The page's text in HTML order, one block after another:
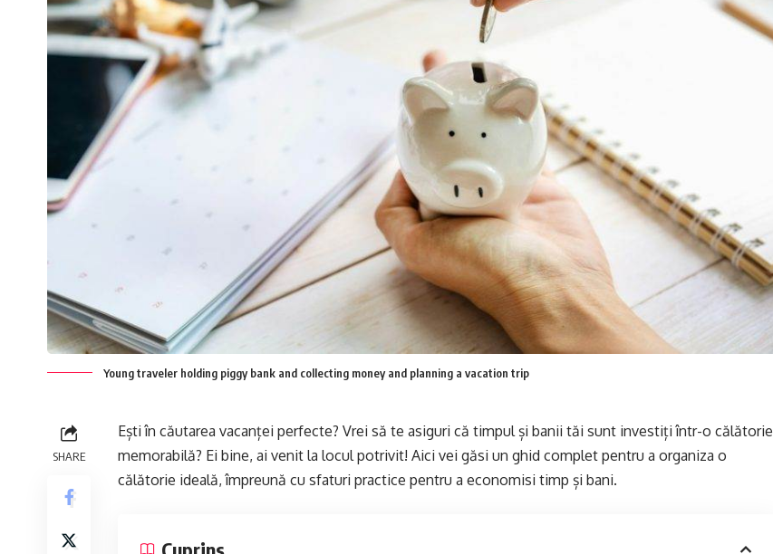
Young traveler holding piggy bank and collecting money and planning a vacation trip
SHARE
Ești în căutarea vacanței perfecte? Vrei să te asiguri că timpul și banii tăi sunt investiți într-o călătorie
memorabilă? Ei bine, ai venit la locul potrivit! Aici vei găsi un ghid complet pentru a organiza o
călătorie ideală, împreună cu sfaturi practice pentru a economisi timp și bani.